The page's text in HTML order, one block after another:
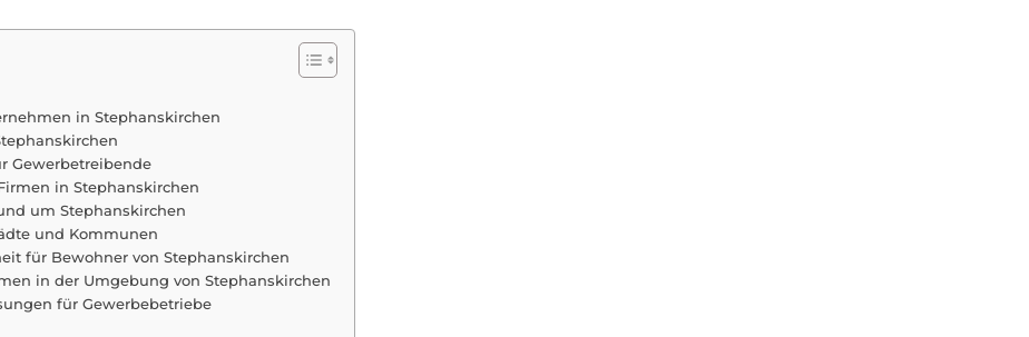
in Stephanskirchen
Gewerbetreibende
in Stephanskirchen
um Stephanskirchen
und Kommunen
für Bewohner von Stephanskirchen
in der Umgebung von Stephanskirchen
für Gewerbebetriebe